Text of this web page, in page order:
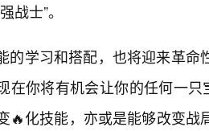
战士”。
的学习和搭配，也将迎来革命
在你将有机会让你的任何一
🔥化技能，亦或是能够改变